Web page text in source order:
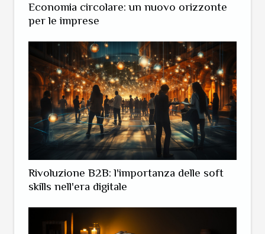
Economia circolare: un nuovo orizzonte
per le imprese
Rivoluzione B2B: l'importanza delle soft
skills nell'era digitale